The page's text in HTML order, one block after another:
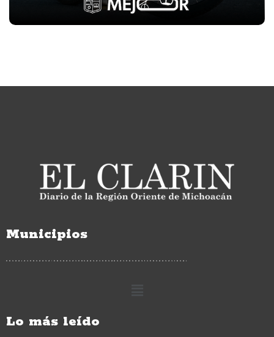
Municipios
Lo más leído